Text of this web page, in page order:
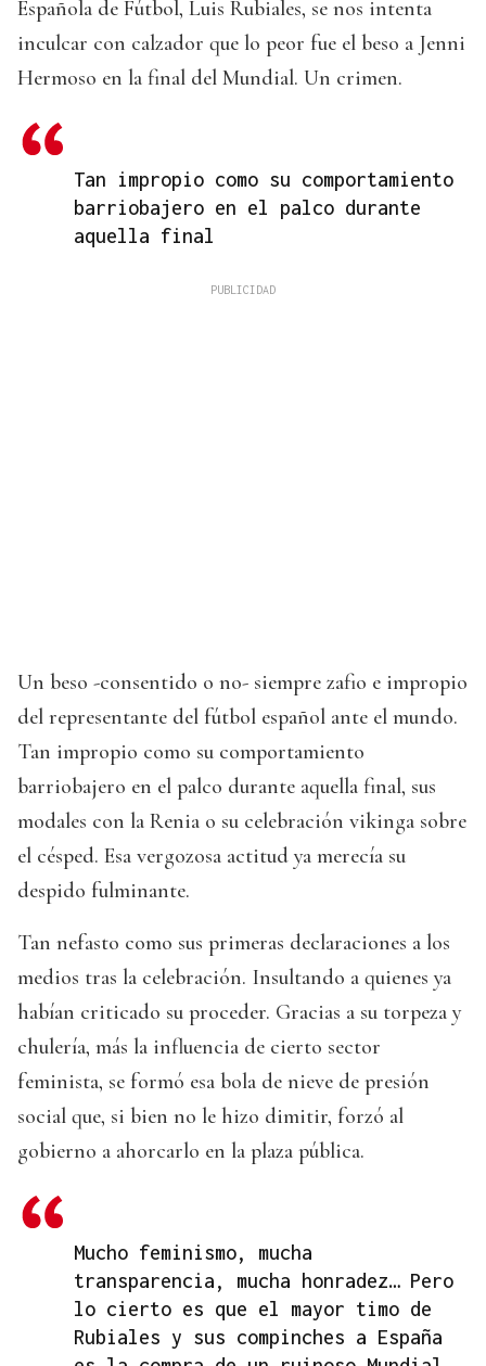
Española de Fútbol, Luis Rubiales, se nos intenta
inculcar con calzador que lo peor fue el beso a Jenni
Hermoso en la final del Mundial. Un crimen.
Tan impropio como su comportamiento
barriobajero en el palco durante
aquella final
Un beso -consentido o no- siempre zafio e impropio
del representante del fútbol español ante el mundo.
Tan impropio como su comportamiento
barriobajero en el palco durante aquella final, sus
modales con la Renia o su celebración vikinga sobre
el césped. Esa vergozosa actitud ya merecía su
despido fulminante.
Tan nefasto como sus primeras declaraciones a los
medios tras la celebración. Insultando a quienes ya
habían criticado su proceder. Gracias a su torpeza y
chulería, más la influencia de cierto sector
feminista, se formó esa bola de nieve de presión
social que, si bien no le hizo dimitir, forzó al
gobierno a ahorcarlo en la plaza pública.
Mucho feminismo, mucha
transparencia, mucha honradez… Pero
lo cierto es que el mayor timo de
Rubiales y sus compinches a España